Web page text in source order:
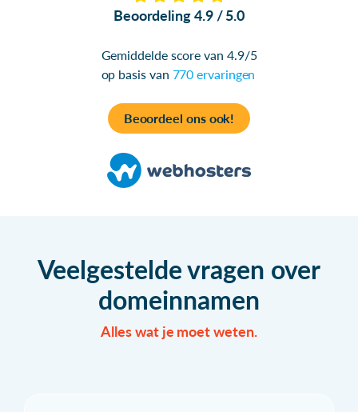
Beoordeling 4.9 / 5.0
Gemiddelde score van 4.9/5
op basis van 770 ervaringen
Beoordeel ons ook!
Veelgestelde vragen over
domeinnamen
Alles wat je moet weten.